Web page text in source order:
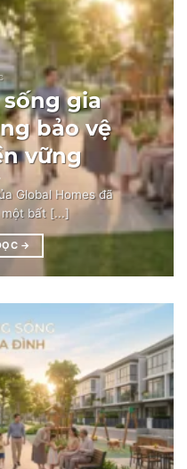
gia
bảo vệ
vững
Global Homes đã
bất [...]
→